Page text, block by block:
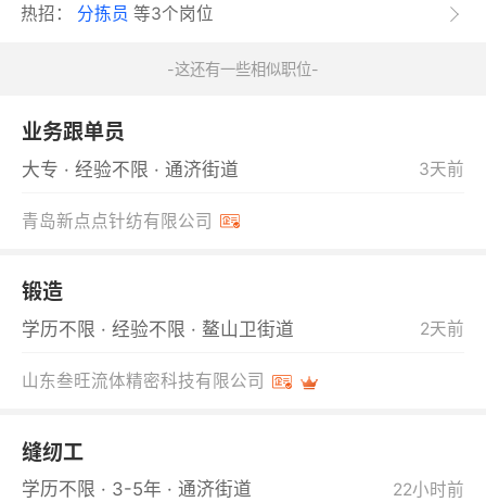
热招： 分拣员 等3个岗位
-这还有一些相似职位-
业务跟单员
大专 · 经验不限 · 通济街道 3天前
青岛新点点针纺有限公司
锻造
学历不限 · 经验不限 · 鳌山卫街道 2天前
山东叁旺流体精密科技有限公司
缝纫工
学历不限 · 3-5年 · 通济街道 22小时前